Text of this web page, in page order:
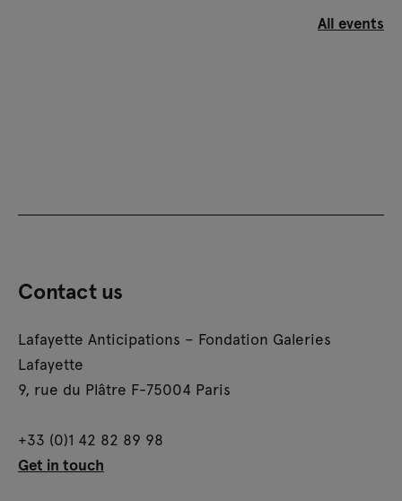
All events
Contact us
Lafayette Anticipations – Fondation Galeries
Lafayette
9, rue du Plâtre F-75004 Paris
+33 (0)1 42 82 89 98
Get in touch